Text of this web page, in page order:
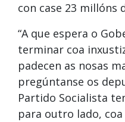
con case 23 millóns
“A que espera o
terminar coa
padecen as nosas
pregúntanse os
Partido Socialista
para outro lado,